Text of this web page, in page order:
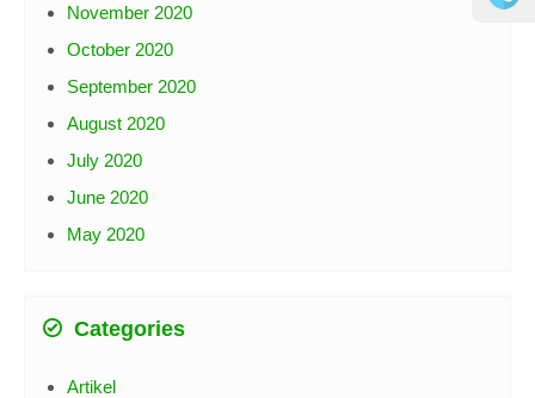
November 2020
October 2020
September 2020
August 2020
July 2020
June 2020
May 2020
Categories
Artikel